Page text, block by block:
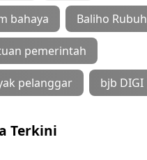
bahaya Baliho Rubuh
pemerintah
pelanggar bjb DIGI
Terkini